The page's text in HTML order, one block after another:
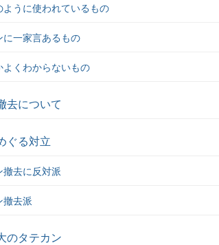
ように使われているもの
に一家言あるもの
よくわからないもの
去について
ぐる対立
撤去に反対派
撤去派
のタテカン